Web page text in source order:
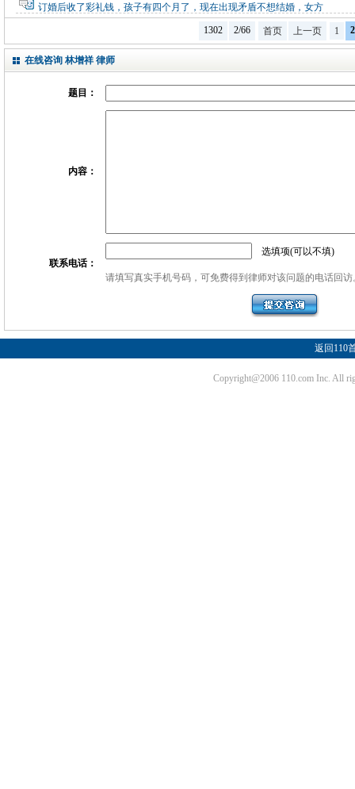
订婚后收了彩礼钱，孩子有四个月了，现在出现矛盾不想结婚，女方
1302 2/66 首页 上一页 1 2
在线咨询 林增祥 律师
题目：
内容：
联系电话：
选填项(可以不填)
请填写真实手机号码，可免费得到律师对该问题的电话回访
返回110
Copyright@2006 110.com Inc. All